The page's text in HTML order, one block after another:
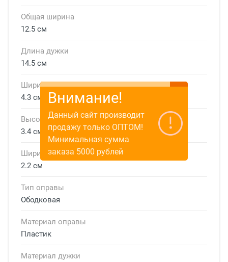
Общая ширина
12.5 см
Длина дужки
14.5 см
Ширина линзы
4.3 см
Высота линзы
3.4 см
Ширина мостика
2.2 см
Тип оправы
Ободковая
Материал оправы
Пластик
Материал дужки
Внимание!
Данный сайт производит
продажу только ОПТОМ!
Минимальная сумма
заказа 5000 рублей